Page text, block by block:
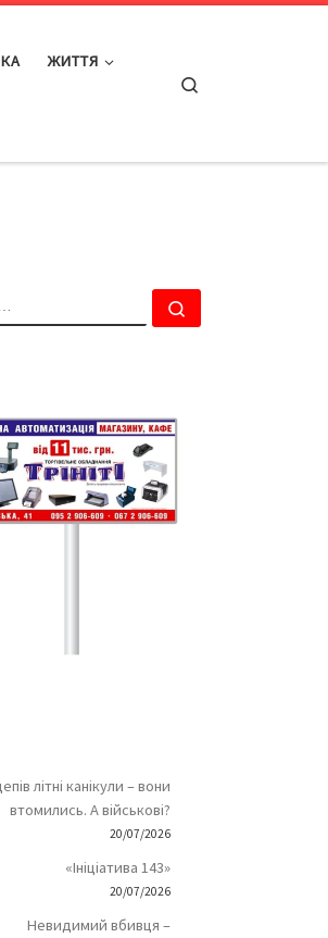
ЖИТТЯ
ПОШУК
літні канікули – вони
втомились. А військові?
20/07/2026
«Ініціатива 143»
20/07/2026
Невидимий вбивця –